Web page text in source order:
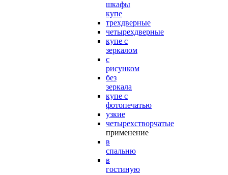
шкафы
купе
трехдверные
четырехдверные
купе с
зеркалом
с
рисунком
без
зеркала
купе с
фотопечатью
узкие
четырехстворчатые
применение
в
спальню
в
гостиную